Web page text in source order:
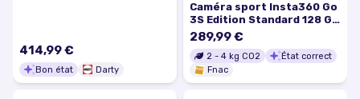
414,99 €
Bon état Darty
Caméra sport Insta360 Go
3S Edition Standard 128 Go
Noir
289,99 €
2 - 4 kg CO2
État correct
Fnac